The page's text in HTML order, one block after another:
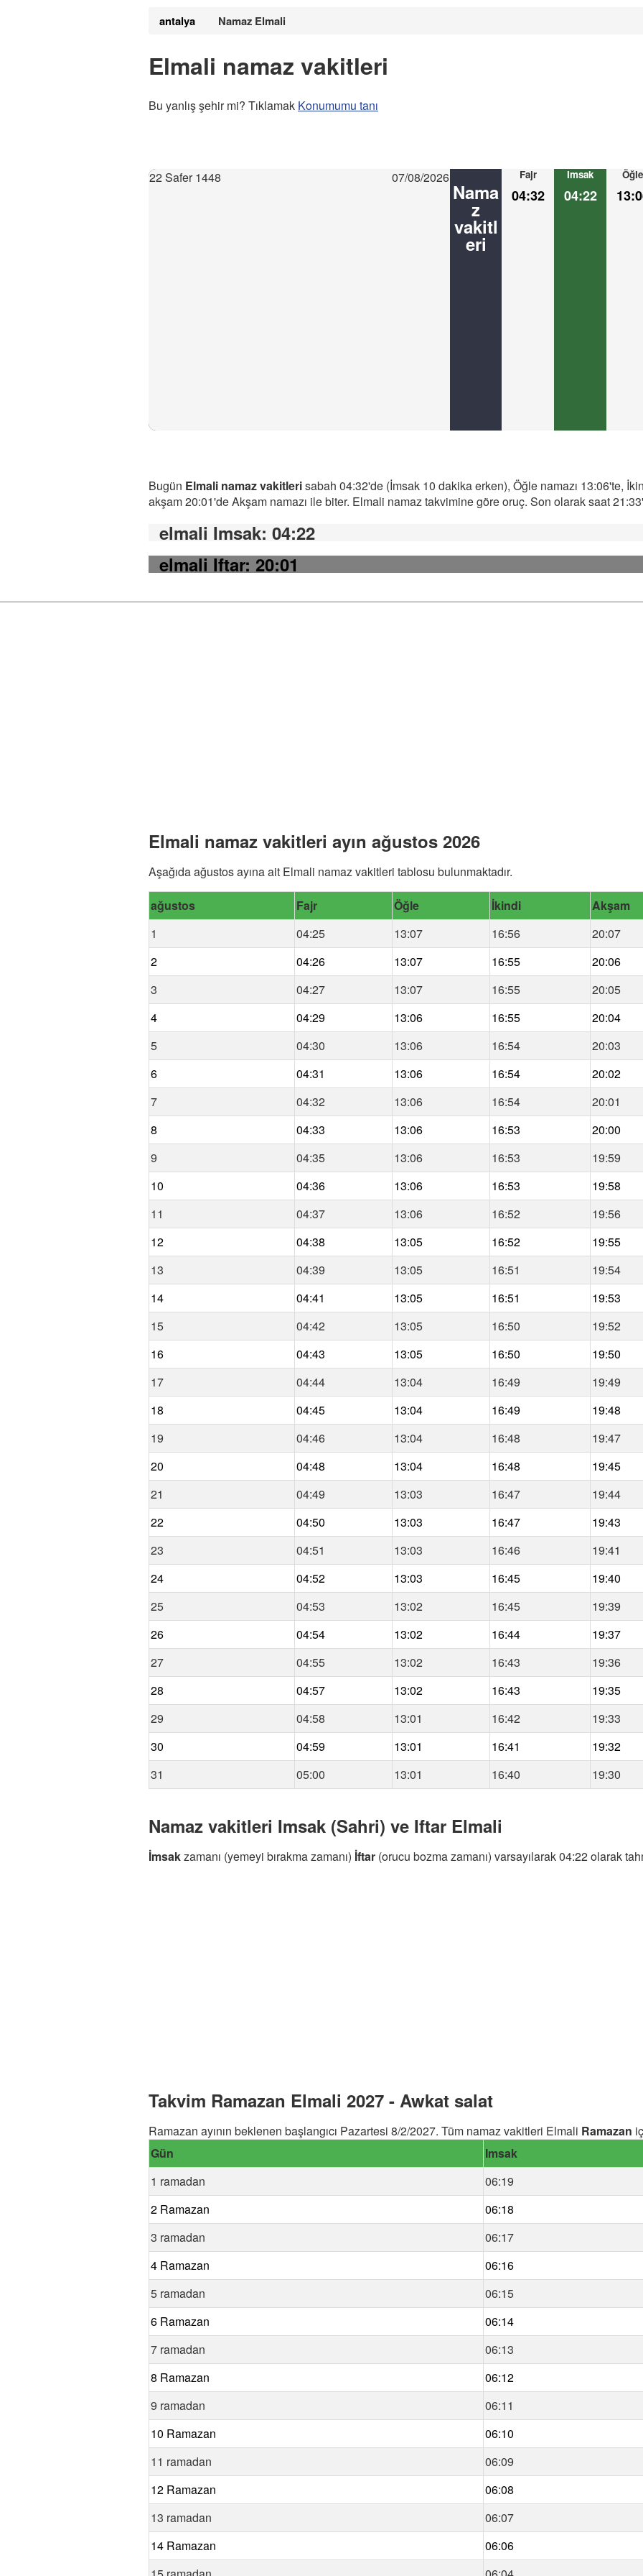
antalya Namaz Elmali
Elmali namaz vakitleri
Bu yanlış şehir mi? Tıklamak Konumumu tanı
22 Safer 1448 07/08/2026
Nama
z
vakitl
eri
Fajr
04:32
Imsak
04:22
Öğle
Bugün Elmali namaz vakitlerisabah 04:32'de (İmsak 10 dakika erken), Öğle namazı 13:06'te,
akşam 20:01'de Akşam namazı ile biter. Elmali namaz takvimine göre oruç. Son olarak saat
elmali Imsak: 04:22
elmali Iftar: 20:01
Elmali namaz vakitleri ayın ağustos 2026
Aşağıda ağustos ayına ait Elmali namaz vakitleri tablosu bulunmaktadır.
ağustos Fajr Öğle İkindi Akşam
1
04:25 13:07 16:56 20:07
2
04:26 13:07 16:55 20:06
3
04:27 13:07 16:55 20:05
4
04:29 13:06 16:55 20:04
5
04:30 13:06 16:54 20:03
6
04:31 13:06 16:54 20:02
7
04:32 13:06 16:54 20:01
8
04:33 13:06 16:53 20:00
9
04:35 13:06 16:53 19:59
10
04:36 13:06 16:53 19:58
11
04:37 13:06 16:52 19:56
12
04:38 13:05 16:52 19:55
13
04:39 13:05 16:51 19:54
14
04:41 13:05 16:51 19:53
15
04:42 13:05 16:50 19:52
16
04:43 13:05 16:50 19:50
17
04:44 13:04 16:49 19:49
18
04:45 13:04 16:49 19:48
19
04:46 13:04 16:48 19:47
20
04:48 13:04 16:48 19:45
21
04:49 13:03 16:47 19:44
22
04:50 13:03 16:47 19:43
23
04:51 13:03 16:46 19:41
24
04:52 13:03 16:45 19:40
25
04:53 13:02 16:45 19:39
26
04:54 13:02 16:44 19:37
27
04:55 13:02 16:43 19:36
28
04:57 13:02 16:43 19:35
29
04:58 13:01 16:42 19:33
30
04:59 13:01 16:41 19:32
31
05:00 13:01 16:40 19:30
Namaz vakitleri Imsak (Sahri) ve Iftar Elmali
İmsakzamanı (yemeyi bırakma zamanı) İftar (orucu bozma zamanı) varsayılarak 04:22 olarak
Takvim Ramazan Elmali 2027 - Awkat salat
Ramazan ayının beklenen başlangıcı Pazartesi 8/2/2027. Tüm namaz vakitleri Elmali Ramazan
Gün
Imsak
1 ramadan
06:19
2 Ramazan
06:18
3 ramadan
06:17
4 Ramazan
06:16
5 ramadan
06:15
6 Ramazan
06:14
7 ramadan
06:13
8 Ramazan
06:12
9 ramadan
06:11
10 Ramazan
06:10
11 ramadan
06:09
12 Ramazan
06:08
13 ramadan
06:07
14 Ramazan
06:06